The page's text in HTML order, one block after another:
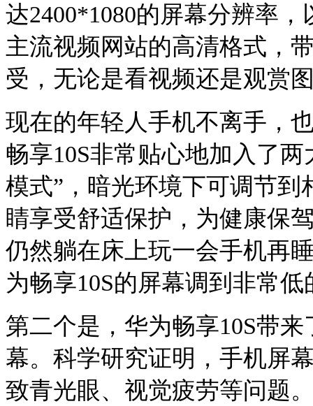
达2400*1080的屏幕分辨率
主流视频网站的高清格式，
受，无论是看视频还是观赏
现在的年轻人手机不离手，
畅享10S非常贴心地加入了
模式”，暗光环境下可调节
睛享受舒适保护，为健康保
仍然躺在床上玩一会手机再
为畅享10S的屏幕调到非常
第二个是，华为畅享10S带
幕。科学研究证明，手机屏
致青光眼、视觉疲劳等问题